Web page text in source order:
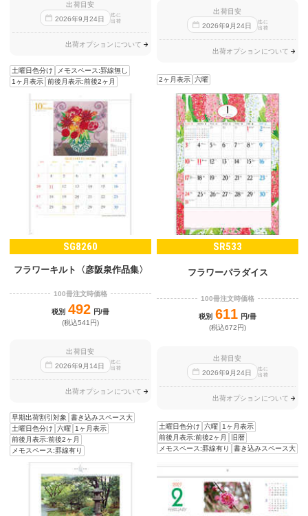
出荷目安
2026年9 月24日
迄に
出荷
出荷オプションについて
土曜日色分け
メモスペース:罫線無し
1ヶ月表示 前後月表示:前後2ヶ月
出荷目安
2026年9 月24日
迄に
出荷
出荷オプションについて
2ヶ月表示 六曜
SG8260
フラワーキルト〈彦阪泉作品集〉
100冊注文時価格
税別 492 円/冊
(税込541円)
出荷目安
2026年9 月14日
迄に
出荷
出荷オプションについて
早期出荷割引対象
書き込みスペース大
土曜日色分け
六曜 1ヶ月表示
前後月表示:前後2ヶ月
メモスペース:罫線有り
SR533
フラワーパラダイス
100冊注文時価格
税別 611 円/冊
(税込672円)
出荷目安
2026年9 月24日
迄に
出荷
出荷オプションについて
土曜日色分け 六曜
1ヶ月表示
前後月表示:前後2ヶ月
旧暦
メモスペース:罫線有り
書き込みスペース大